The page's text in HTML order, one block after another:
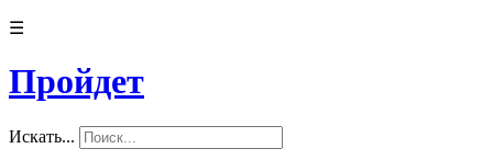
☰
Пройдет
Искать...